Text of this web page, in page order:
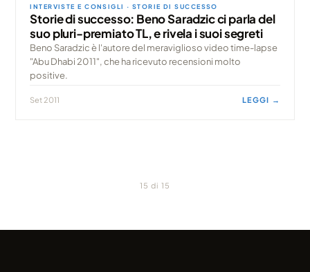
INTERVISTE E CONSIGLI · STORIE DI SUCCESSO
Storie di successo: Beno Saradzic ci parla del
suo pluri-premiato TL, e rivela i suoi segreti
Beno Saradzic è l'autore del meraviglioso video time-lapse
"Abu Dhabi 2011", che ha ricevuto recensioni molto
positive.
Set 2011 LEGGI →
15 di 15